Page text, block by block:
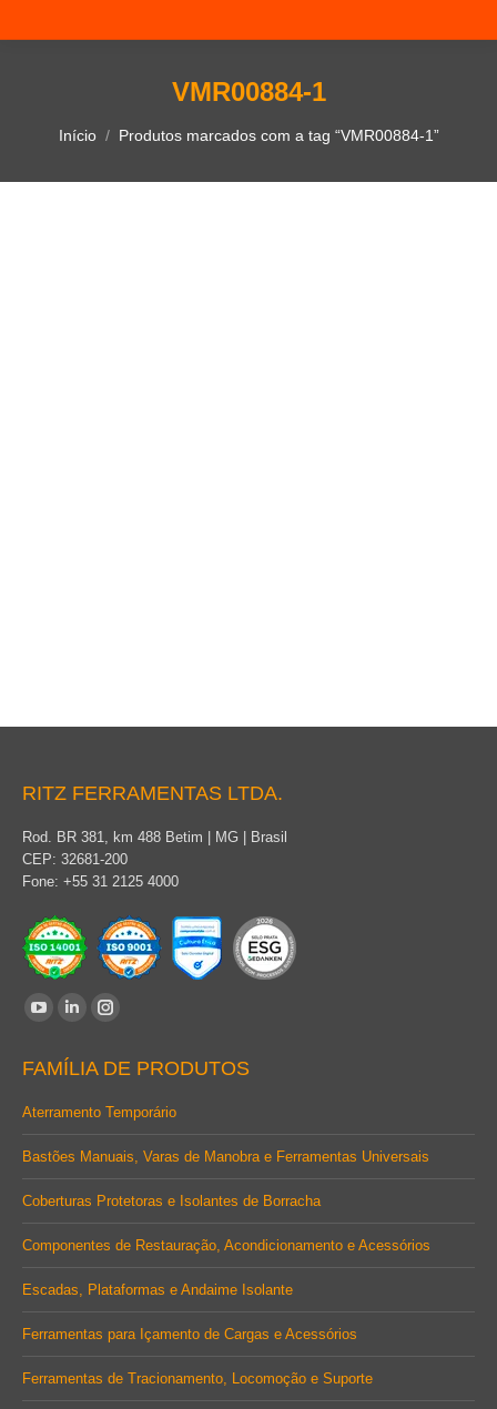
VMR00884-1
Você está aqui:
Início Produtos marcados com a tag “VMR00884-1”
RITZ FERRAMENTAS LTDA.
Rod. BR 381, km 488 Betim | MG | Brasil
CEP: 32681-200
Fone: +55 31 2125 4000
Encontre-nos em:
opens
in
window
Linkedin
opens
in
window
Instagram
opens
in
window
FAMÍLIA DE PRODUTOS
Aterramento Temporário
Bastões Manuais, Varas de Manobra e Ferramentas Universais
Coberturas Protetoras e Isolantes de Borracha
Componentes de Restauração, Acondicionamento e Acessórios
Escadas, Plataformas e Andaime Isolante
Ferramentas para Içamento de Cargas e Acessórios
Ferramentas de Tracionamento, Locomoção e Suporte